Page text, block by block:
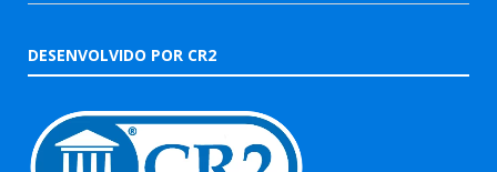
DESENVOLVIDO POR CR2